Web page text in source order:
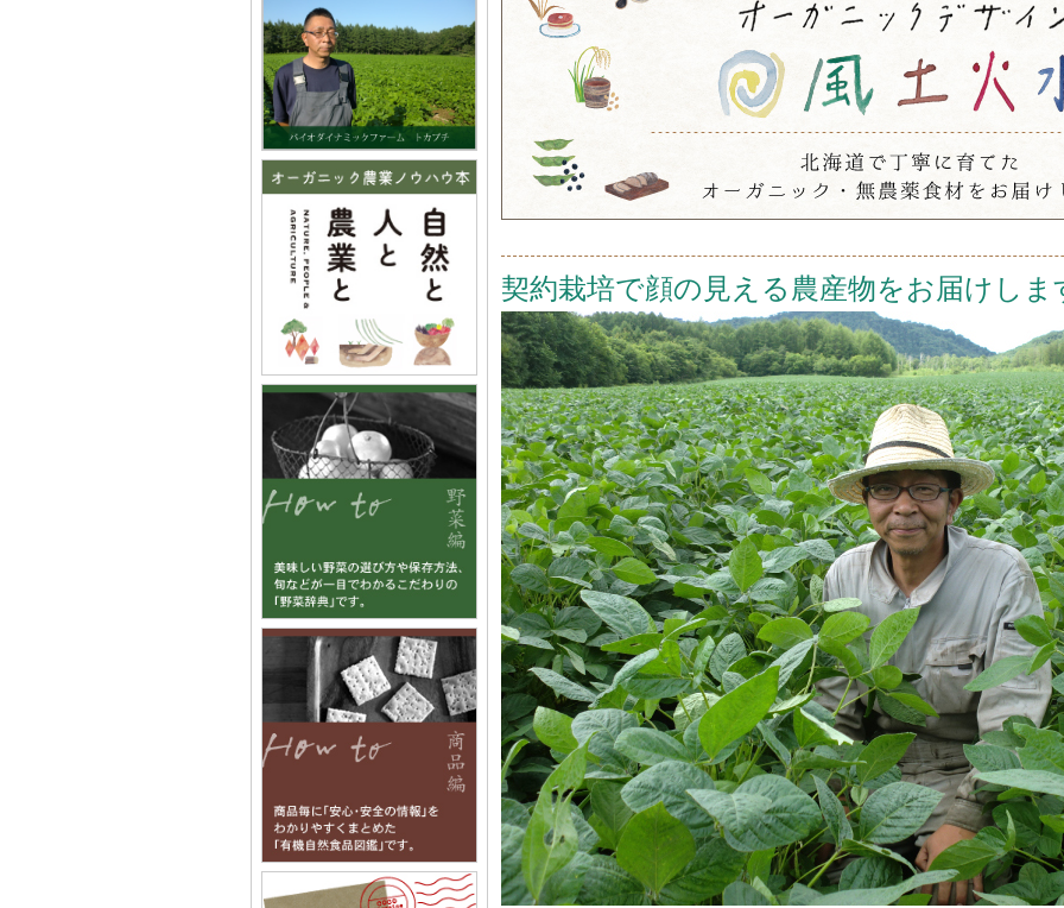
契約栽培で顔の見える農産物をお届けしま